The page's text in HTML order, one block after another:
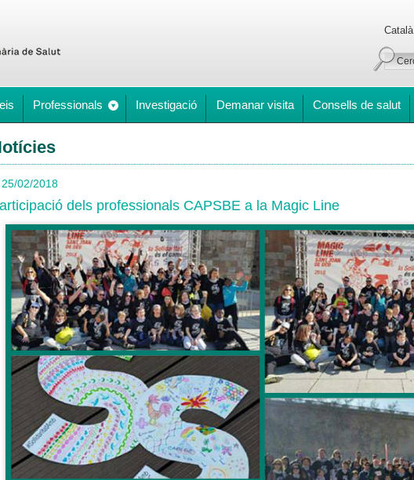
Català
Professionals Investigació Demanar visita Consells de salut
25/02/2018
dels professionals CAPSBE a la Magic Line